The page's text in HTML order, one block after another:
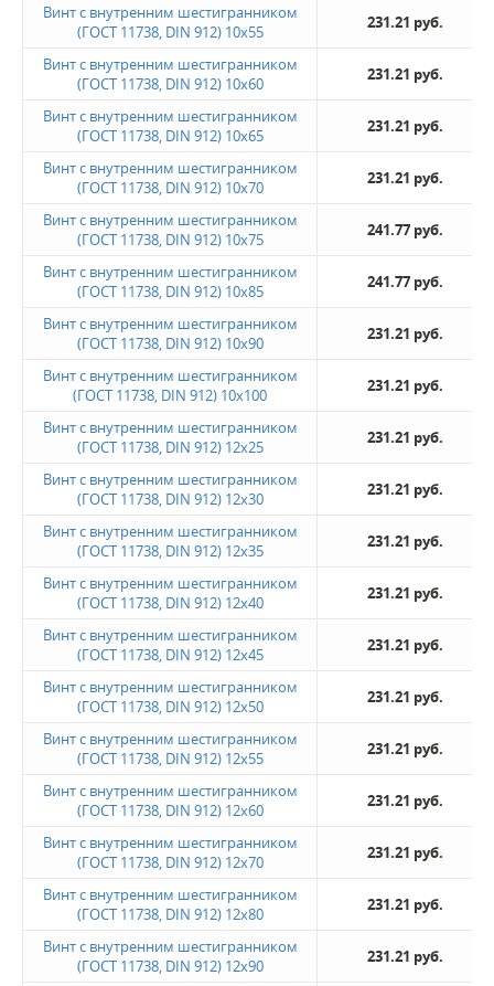
Винт с внутренним шестигранником
(ГОСТ 11738, DIN 912) 10х55
231.21 руб.
Винт с внутренним шестигранником
(ГОСТ 11738, DIN 912) 10х60
231.21 руб.
Винт с внутренним шестигранником
(ГОСТ 11738, DIN 912) 10х65
231.21 руб.
Винт с внутренним шестигранником
(ГОСТ 11738, DIN 912) 10х70
231.21 руб.
Винт с внутренним шестигранником
(ГОСТ 11738, DIN 912) 10х75
241.77 руб.
Винт с внутренним шестигранником
(ГОСТ 11738, DIN 912) 10х85
241.77 руб.
Винт с внутренним шестигранником
(ГОСТ 11738, DIN 912) 10х90
231.21 руб.
Винт с внутренним шестигранником
(ГОСТ 11738, DIN 912) 10х100
231.21 руб.
Винт с внутренним шестигранником
(ГОСТ 11738, DIN 912) 12х25
231.21 руб.
Винт с внутренним шестигранником
(ГОСТ 11738, DIN 912) 12х30
231.21 руб.
Винт с внутренним шестигранником
(ГОСТ 11738, DIN 912) 12х35
231.21 руб.
Винт с внутренним шестигранником
(ГОСТ 11738, DIN 912) 12х40
231.21 руб.
Винт с внутренним шестигранником
(ГОСТ 11738, DIN 912) 12х45
231.21 руб.
Винт с внутренним шестигранником
(ГОСТ 11738, DIN 912) 12х50
231.21 руб.
Винт с внутренним шестигранником
(ГОСТ 11738, DIN 912) 12х55
231.21 руб.
Винт с внутренним шестигранником
(ГОСТ 11738, DIN 912) 12х60
231.21 руб.
Винт с внутренним шестигранником
(ГОСТ 11738, DIN 912) 12х70
231.21 руб.
Винт с внутренним шестигранником
(ГОСТ 11738, DIN 912) 12х80
231.21 руб.
Винт с внутренним шестигранником
(ГОСТ 11738, DIN 912) 12х90
231.21 руб.